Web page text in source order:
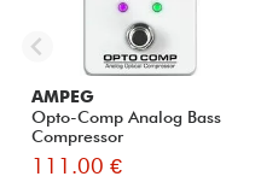
AMPEG
Opto-Comp Analog Bass
Compressor
111.00 €